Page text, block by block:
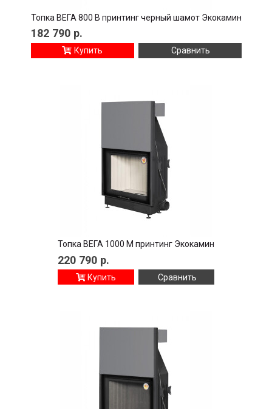
Топка ВЕГА 800 B принтинг черный шамот Экокамин
182 790 р.
Купить Сравнить
Топка ВЕГА 1000 M принтинг Экокамин
220 790 р.
Купить Сравнить